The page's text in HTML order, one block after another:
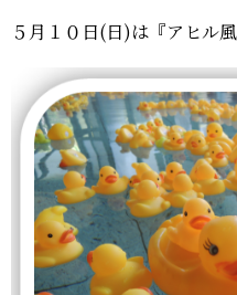
おーゆ・ランド
0859-31-2666
５ 月１０日(日)は『アヒル